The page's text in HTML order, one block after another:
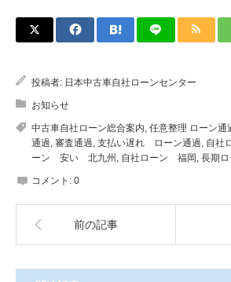
投稿者: 日本中古車自社ローンセンター
お知らせ
中古車自社ローン総合案内, 任意整理 ローン通
通過, 審査通過, 支払い遅れ ローン通過, 自社
ーン 安い 北九州 , 自社ローン 福岡 , 長期
コメント: 0
前の記事